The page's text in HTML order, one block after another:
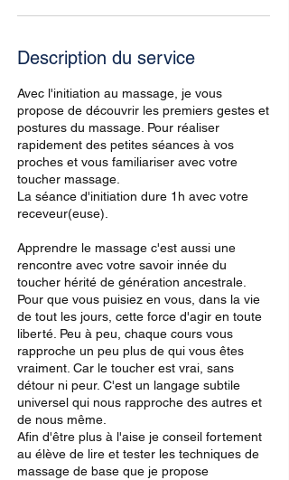
Description du service
Avec l'initiation au massage, je vous
propose de découvrir les premiers gestes et
postures du massage. Pour réaliser
rapidement des petites séances à vos
proches et vous familiariser avec votre
toucher massage.
La séance d'initiation dure 1h avec votre
receveur(euse).
Apprendre le massage c'est aussi une
rencontre avec votre savoir innée du
toucher hérité de génération ancestrale.
Pour que vous puisiez en vous, dans la vie
de tout les jours, cette force d'agir en toute
liberté. Peu à peu, chaque cours vous
rapproche un peu plus de qui vous êtes
vraiment. Car le toucher est vrai, sans
détour ni peur. C'est un langage subtile
universel qui nous rapproche des autres et
de nous même.
Afin d'être plus à l'aise je conseil fortement
au élève de lire et tester les techniques de
massage de base que je propose